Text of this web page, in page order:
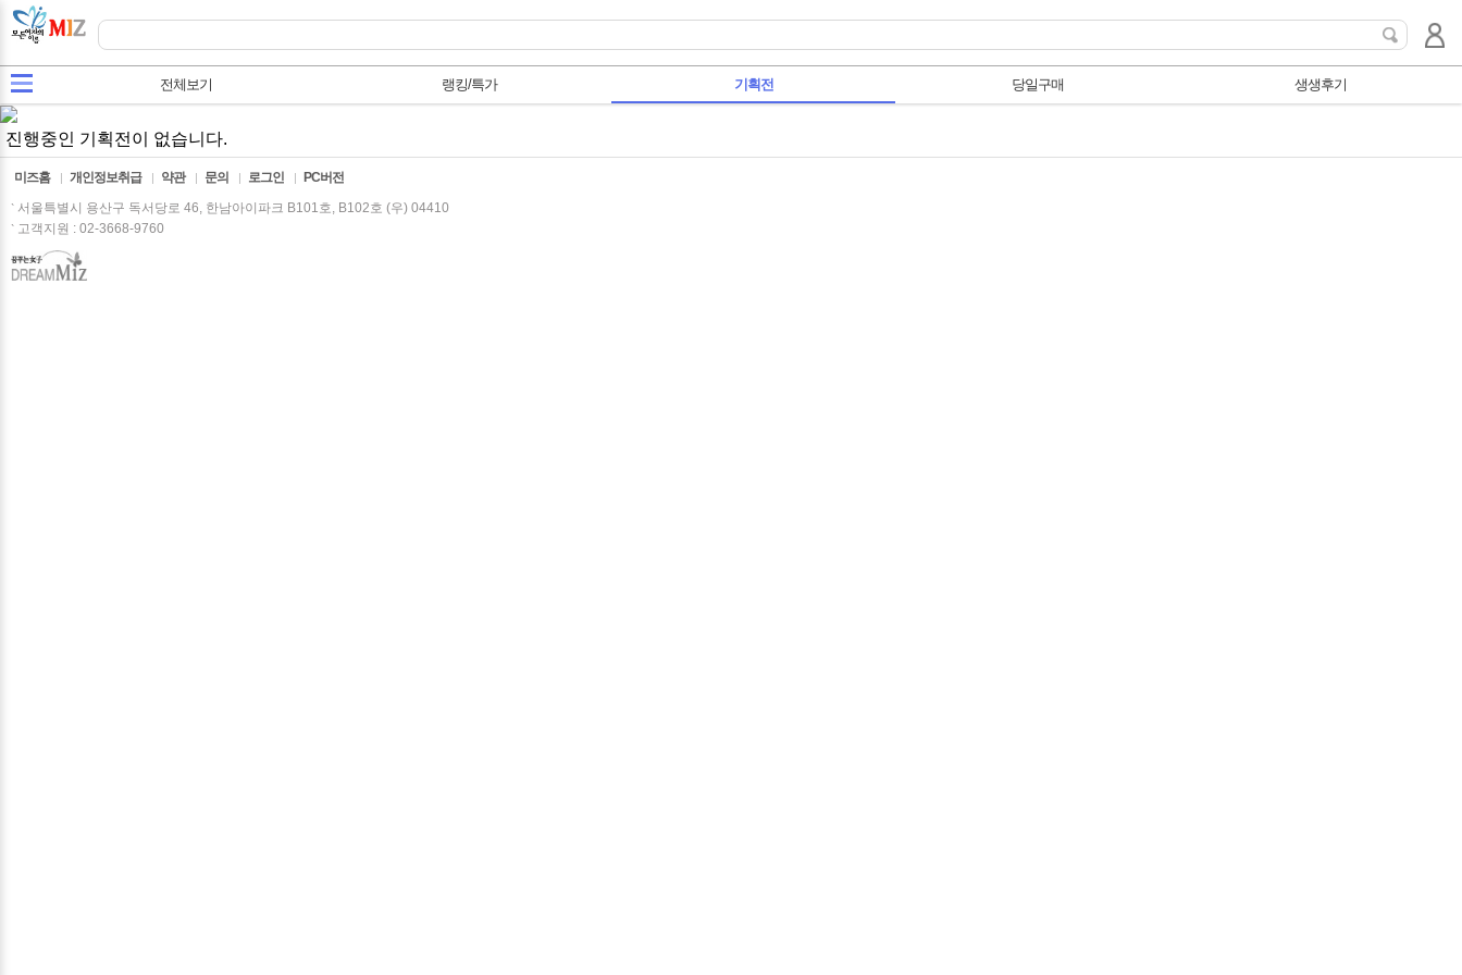
전체보기 랭킹/특가 기획전 당일구매 생생후기
진행중인 기획전이 없습니다.
미즈홈 | 개인정보취급 | 약관 | 문의 | 로그인 |
PC버전
서울특별시 용산구 독서당로 46, 한남아이파크 B101호, B102호 (우) 04410
고객지원 : 02-3668-9760